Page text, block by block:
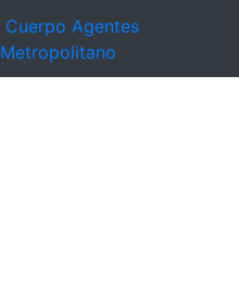
Cuerpo Agentes
Metropolitano